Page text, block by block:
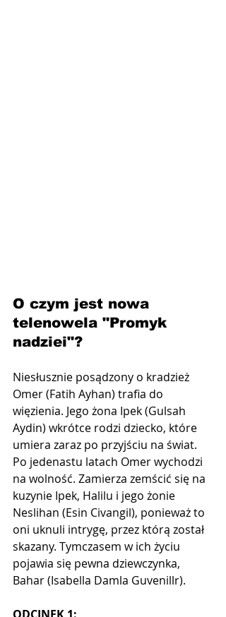
O czym jest nowa
telenowela "Promyk
nadziei"?
Niesłusznie posądzony o kradzież
Omer (Fatih Ayhan) trafia do
więzienia. Jego żona Ipek (Gulsah
Aydin) wkrótce rodzi dziecko, które
umiera zaraz po przyjściu na świat.
Po jedenastu latach Omer wychodzi
na wolność. Zamierza zemścić się na
kuzynie Ipek, Halilu i jego żonie
Neslihan (Esin Civangil), ponieważ to
oni uknuli intrygę, przez którą został
skazany. Tymczasem w ich życiu
pojawia się pewna dziewczynka,
Bahar (Isabella Damla Guvenillr).